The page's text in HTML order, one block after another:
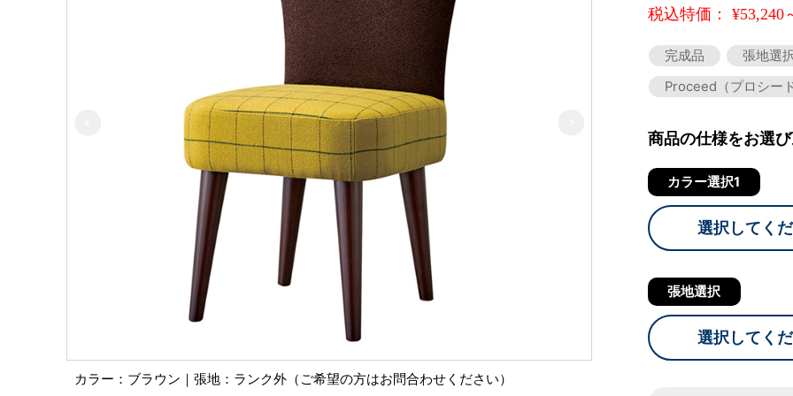
カラー：ブラウン｜張地：ランク外（ご希望の方はお問合わせください）
税込特価： ¥53,240
完成品
張地選
Proceed（プロシー
商品の仕様をお選
カラー選択1
選択してく
張地選択
選択してく